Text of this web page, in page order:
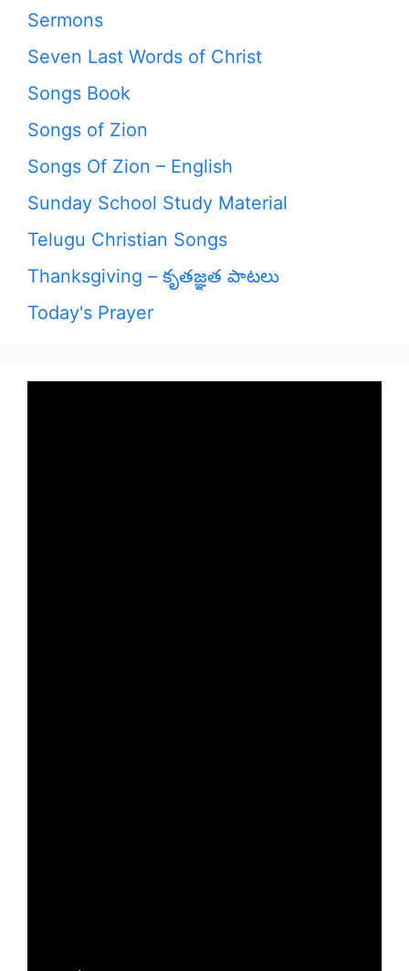
Sermons
Seven Last Words of Christ
Songs Book
Songs of Zion
Songs Of Zion – English
Sunday School Study Material
Telugu Christian Songs
Thanksgiving – కృతజ్ఞత పాటలు
Today's Prayer